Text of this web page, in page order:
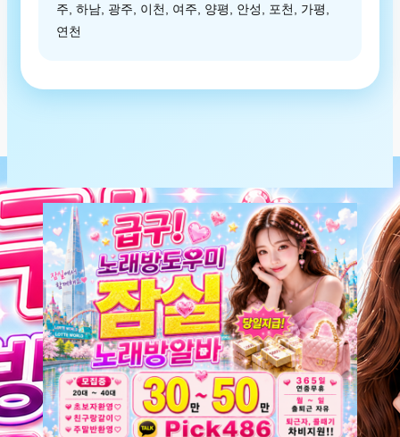
주, 하남, 광주, 이천, 여주, 양평, 안성, 포천, 가평,
연천